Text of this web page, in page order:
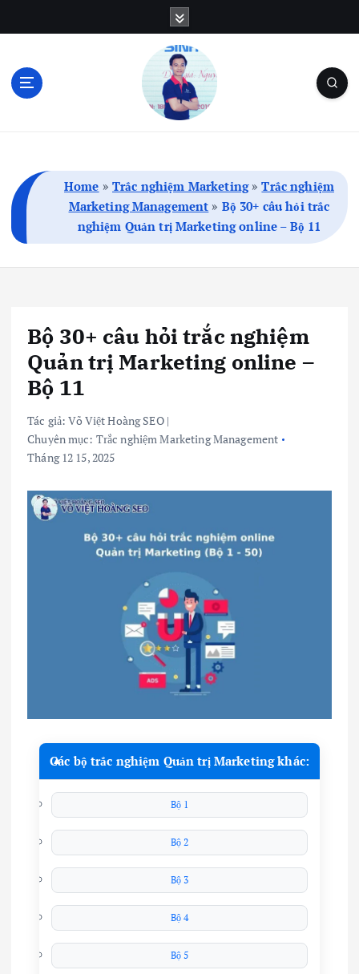
Home »Trắc nghiệm Marketing»Trắc nghiệm
Marketing Management » Bộ 30+ câu hỏi trắc
nghiệm Quản trị Marketing online – Bộ 11
Bộ 30+ câu hỏi trắc nghiệm
Quản trị Marketing online –
Bộ 11
Tác giả:Võ Việt Hoàng SEO|
Chuyên mục: Trắc nghiệm Marketing Management
Tháng 12 15, 2025
Các bộ trắc nghiệm Quản trị Marketing khác:
Bộ 1
Bộ 2
Bộ 3
Bộ 4
Bộ 5